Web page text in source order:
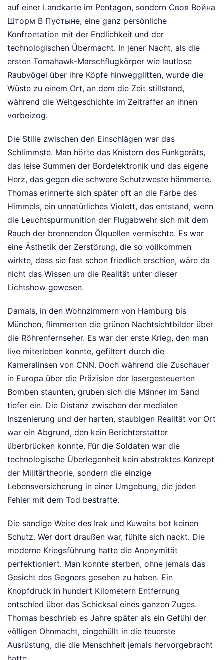
auf einer Landkarte im Pentagon, sondern Своя Война
Шторм В Пустыне, eine ganz persönliche
Konfrontation mit der Endlichkeit und der
technologischen Übermacht. In jener Nacht, als die
ersten Tomahawk-Marschflugkörper wie lautlose
Raubvögel über ihre Köpfe hinwegglitten, wurde die
Wüste zu einem Ort, an dem die Zeit stillstand,
während die Weltgeschichte im Zeitraffer an ihnen
vorbeizog.
Die Stille zwischen den Einschlägen war das
Schlimmste. Man hörte das Knistern des Funkgeräts,
das leise Summen der Bordelektronik und das eigene
Herz, das gegen die schwere Schutzweste hämmerte.
Thomas erinnerte sich später oft an die Farbe des
Himmels, ein unnatürliches Violett, das entstand, wenn
die Leuchtspurmunition der Flugabwehr sich mit dem
Rauch der brennenden Ölquellen vermischte. Es war
eine Ästhetik der Zerstörung, die so vollkommen
wirkte, dass sie fast schon friedlich erschien, wäre da
nicht das Wissen um die Realität unter dieser
Lichtshow gewesen.
Damals, in den Wohnzimmern von Hamburg bis
München, flimmerten die grünen Nachtsichtbilder über
die Röhrenfernseher. Es war der erste Krieg, den man
live miterleben konnte, gefiltert durch die
Kameralinsen von CNN. Doch während die Zuschauer
in Europa über die Präzision der lasergesteuerten
Bomben staunten, gruben sich die Männer im Sand
tiefer ein. Die Distanz zwischen der medialen
Inszenierung und der harten, staubigen Realität vor Ort
war ein Abgrund, den kein Berichterstatter
überbrücken konnte. Für die Soldaten war die
technologische Überlegenheit kein abstraktes Konzept
der Militärtheorie, sondern die einzige
Lebensversicherung in einer Umgebung, die jeden
Fehler mit dem Tod bestrafte.
Die sandige Weite des Irak und Kuwaits bot keinen
Schutz. Wer dort draußen war, fühlte sich nackt. Die
moderne Kriegsführung hatte die Anonymität
perfektioniert. Man konnte sterben, ohne jemals das
Gesicht des Gegners gesehen zu haben. Ein
Knopfdruck in hundert Kilometern Entfernung
entschied über das Schicksal eines ganzen Zuges.
Thomas beschrieb es Jahre später als ein Gefühl der
völligen Ohnmacht, eingehüllt in die teuerste
Ausrüstung, die die Menschheit jemals hervorgebracht